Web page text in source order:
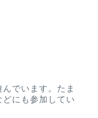
でいます。たま
にも参加してい